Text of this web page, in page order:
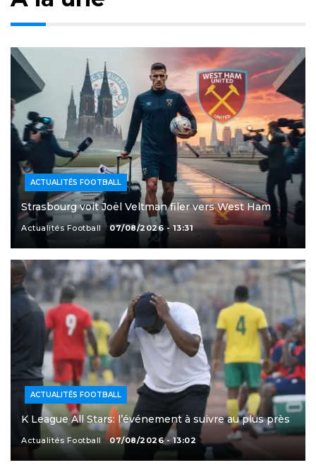
ACTUALITÉS FOOTBALL
Strasbourg voit Joël Veltman filer vers West Ham
Actualités Football 07/08/2026 - 13:31
ACTUALITÉS FOOTBALL
K League All Stars: l’événement à suivre au plus près
Actualités Football 07/08/2026 - 13:02